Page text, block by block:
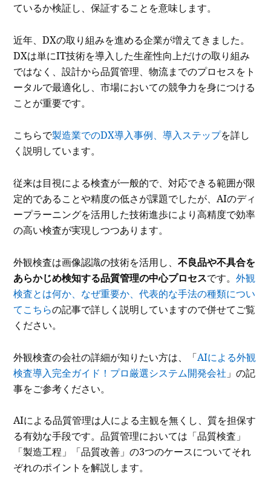
ているか検証し、保証することを意味します。
近年、DXの取り組みを進める企業が増えてきました。
DXは単にIT技術を導入した生産性向上だけの取り組み
ではなく、設計から品質管理、物流までのプロセスをト
ータルで最適化し、市場においての競争力を身につける
ことが重要です。
こちらで製造業でのDX導入事例、導入ステップを詳し
く説明しています。
従来は目視による検査が一般的で、対応できる範囲が限
定的であることや精度の低さが課題でしたが、AIのディ
ープラーニングを活用した技術進歩により高精度で効率
の高い検査が実現しつつあります。
外観検査は画像認識の技術を活用し、不良品や不具合を
あらかじめ検知する品質管理の中心プロセスです。外観
検査とは何か、なぜ重要か、代表的な手法の種類につい
てこちらの記事で詳しく説明していますので併せてご覧
ください。
外観検査の会社の詳細が知りたい方は、「AIによる外観
検査導入完全ガイド！プロ厳選システム開発会社 」の記
事をご参考ください。
AIによる品質管理は人による主観を無くし、質を担保す
る有効な手段です。品質管理においては「品質検査」
「製造工程」「品質改善」の3つのケースについてそれ
ぞれのポイントを解説します。